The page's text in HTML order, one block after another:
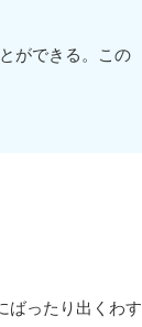
ができる。この
ばったり出くわす